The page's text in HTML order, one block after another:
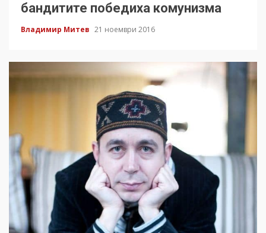
бандитите победиха комунизма
Владимир Митев 21 ноември 2016